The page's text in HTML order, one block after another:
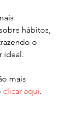
hábitos,
o
ideal.
mais
clicar aqui.